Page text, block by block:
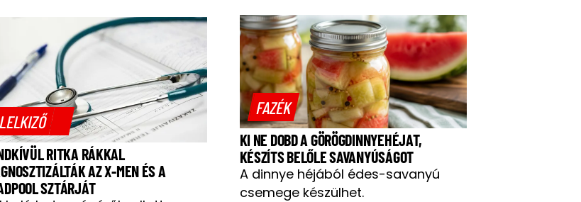
LELKIZŐ
RITKA RÁKKAL
AZ X-MEN ÉS A
SZTÁRJÁT
FAZÉK
KI NE DOBD A GÖRÖGDINNYEHÉJAT,
KÉSZÍTS BELŐLE SAVANYÚSÁGOT
A dinnye héjából édes-savanyú
csemege készülhet.